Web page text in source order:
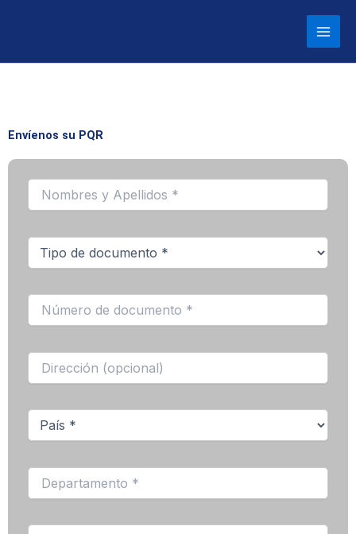
Envíenos su PQR